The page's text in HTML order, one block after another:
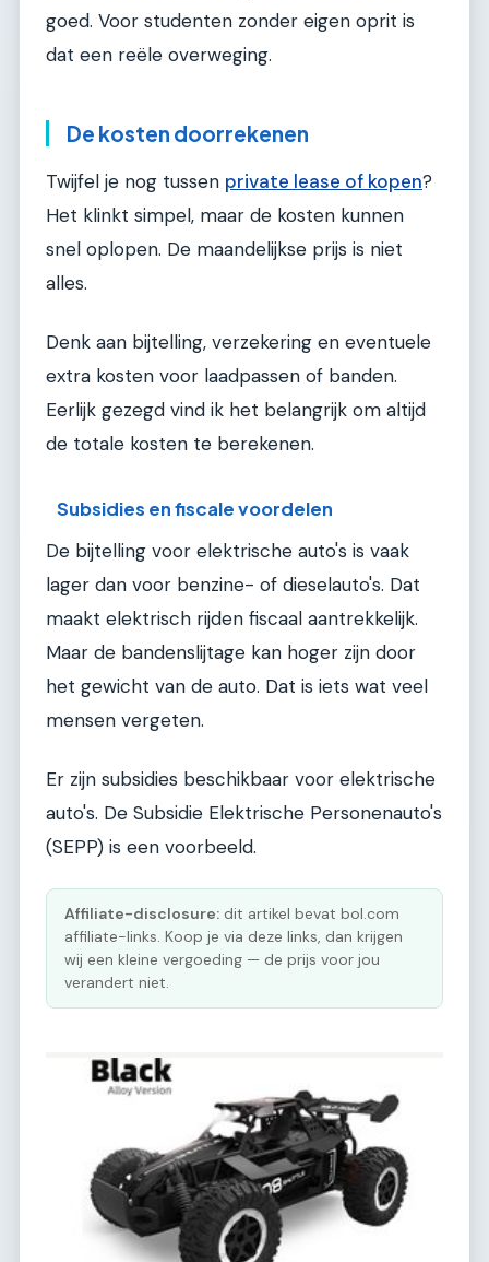
goed. Voor studenten zonder eigen oprit is
dat een reële overweging.
De kosten doorrekenen
Twijfel je nog tussen private lease of kopen?
Het klinkt simpel, maar de kosten kunnen
snel oplopen. De maandelijkse prijs is niet
alles.
Denk aan bijtelling, verzekering en eventuele
extra kosten voor laadpassen of banden.
Eerlijk gezegd vind ik het belangrijk om altijd
de totale kosten te berekenen.
Subsidies en fiscale voordelen
De bijtelling voor elektrische auto's is vaak
lager dan voor benzine- of dieselauto's. Dat
maakt elektrisch rijden fiscaal aantrekkelijk.
Maar de bandenslijtage kan hoger zijn door
het gewicht van de auto. Dat is iets wat veel
mensen vergeten.
Er zijn subsidies beschikbaar voor elektrische
auto's. De Subsidie Elektrische Personenauto's
(SEPP) is een voorbeeld.
Affiliate-disclosure: dit artikel bevat bol.com
affiliate-links. Koop je via deze links, dan krijgen
wij een kleine vergoeding — de prijs voor jou
verandert niet.